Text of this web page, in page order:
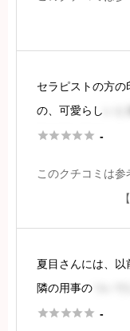
の上にあるマンシ
セラピストの方
の、可愛らし
方を持つ方でした
による部分かと思
 -
このクチコミは参
夏目さんには、
隣の用事の
 -